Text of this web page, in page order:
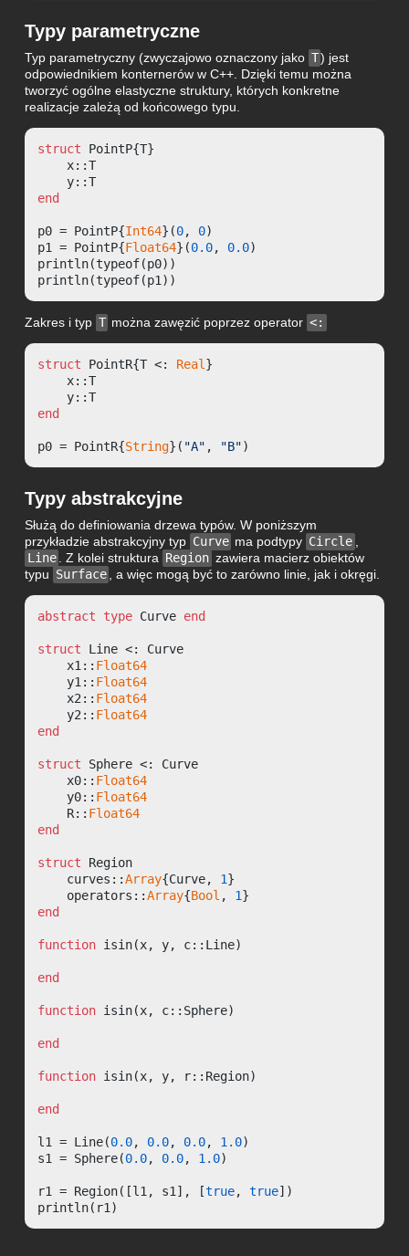
Typy parametryczne
Typ parametryczny (zwyczajowo oznaczony jako T) jest
odpowiednikiem konternerów w C++. Dzięki temu można
tworzyć ogólne elastyczne struktury, których konkretne
realizacje zależą od końcowego typu.
struct PointP{T}
    x::T
    y::T
end
p0 = PointP{Int64}(0, 0)
p1 = PointP{Float64}(0.0, 0.0)
println(typeof(p0))
println(typeof(p1))
Zakres i typ T można zawęzić poprzez operator <:
struct PointR{T <: Real}
    x::T
    y::T
end
p0 = PointR{String}( "A" , "B")
Typy abstrakcyjne
Służą do definiowania drzewa typów. W poniższym
przykładzie abstrakcyjny typ Curve ma podtypy Circle ,
Line . Z kolei struktura Region zawiera macierz obiektów
typu Surface , a więc mogą być to zarówno linie, jak i okręgi.
abstract type Curve end
struct Line <: Curve
    x1::
Float64
    y1::
Float64
    x2::
Float64
    y2::
Float64
end
struct Sphere <: Curve
    x0::
Float64
    y0::
Float64
    R::
Float64
end
struct Region
    curves::
Array{Curve, 1}
    operators::
Array{Bool , 1
end
function isin(x, y, c::Line)
end
function isin(x, c::Sphere)
end
function isin(x, y, r::Region)
end
l1 = Line(0.0, 0.0, 0.0, 1.0)
s1 = Sphere(0.0, 0.0, 1.0)
r1 = Region([l1, s1], [true, true])
println(r1)